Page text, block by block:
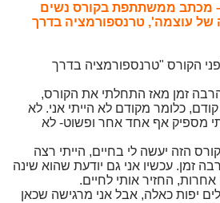
מכתב ממשתתפת בקורס נשים
עוצמה', טרנספורמציה בדרך
הקורס "טרנספורמציה בדרך
זמן מאז התחלתי את הקורס,
כלומר מקודם לא הייתי אני. לא
מספיק אף אחד אחר ופשוט- לא
הזה יעשה לי בחיים, הייתי רצה
זמן. עכשיו אני גם יודעת שהוא שינה
החזיר אותי לחיים.
יפות כאלה, אבל אני מרגישה שכאן